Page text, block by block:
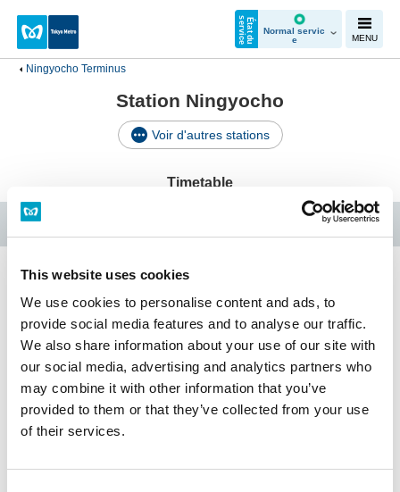
This website uses cookies
We use cookies to personalise content and ads, to
provide social media features and to analyse our traffic.
We also share information about your use of our site with
our social media, advertising and analytics partners who
may combine it with other information that you’ve
provided to them or that they’ve collected from your use
of their services.
É
t
a
t
d
u
s
e
r
v
i
c
e
Normal servic
e
MENU
Ningyocho Terminus
Station Ningyocho
Voir d'autres stations
Timetable
Ningyocho Terminus
Horaires Services faciles d'accès